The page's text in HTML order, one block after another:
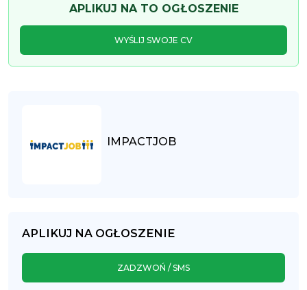
APLIKUJ NA TO OGŁOSZENIE
WYŚLIJ SWOJE CV
IMPACTJOB
APLIKUJ NA OGŁOSZENIE
ZADZWOŃ / SMS